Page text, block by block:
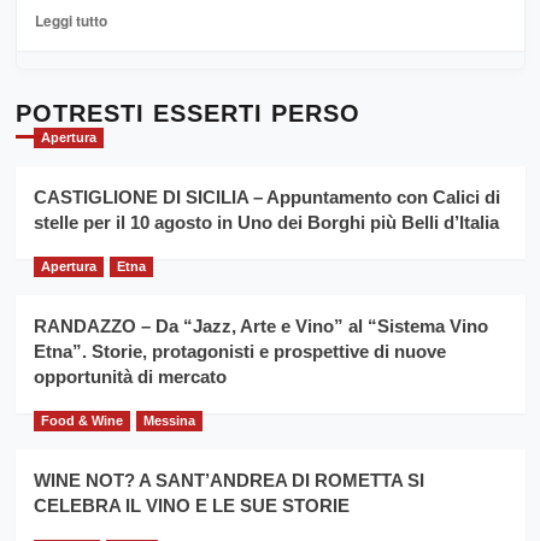
Sicilia
l’
evento
la
filiera
grano
Leggi tuttoLeggi
Cronoscalata
per
il
anno
Franco
Caruso
POTRESTI ESSERTI PERSO
Apertura
CASTIGLIONE DI SICILIA – Appuntamento con Calici di
stelle per il 10 agosto in Uno dei Borghi più Belli d’Italia
Apertura Etna
RANDAZZO – Da “Jazz, Arte e Vino” al “Sistema Vino
Etna”. Storie, protagonisti e prospettive di nuove
opportunità di mercato
Food & Wine Messina
WINE NOT? A SANT’ANDREA DI ROMETTA SI
CELEBRA IL VINO E LE SUE STORIE